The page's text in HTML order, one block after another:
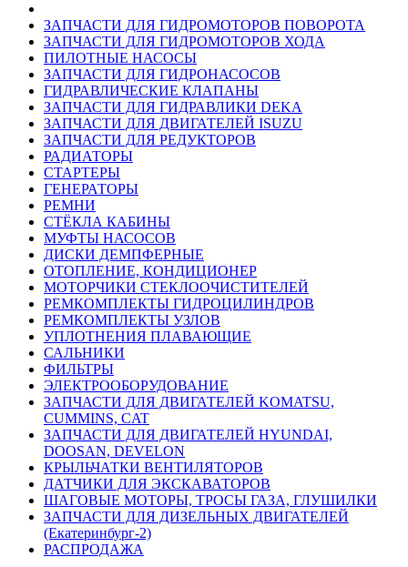
ЗАПЧАСТИ ДЛЯ ГИДРОМОТОРОВ ПОВОРОТА
ЗАПЧАСТИ ДЛЯ ГИДРОМОТОРОВ ХОДА
ПИЛОТНЫЕ НАСОСЫ
ЗАПЧАСТИ ДЛЯ ГИДРОНАСОСОВ
ГИДРАВЛИЧЕСКИЕ КЛАПАНЫ
ЗАПЧАСТИ ДЛЯ ГИДРАВЛИКИ DEKA
ЗАПЧАСТИ ДЛЯ ДВИГАТЕЛЕЙ ISUZU
ЗАПЧАСТИ ДЛЯ РЕДУКТОРОВ
РАДИАТОРЫ
СТАРТЕРЫ
ГЕНЕРАТОРЫ
РЕМНИ
СТЁКЛА КАБИНЫ
МУФТЫ НАСОСОВ
ДИСКИ ДЕМПФЕРНЫЕ
ОТОПЛЕНИЕ, КОНДИЦИОНЕР
МОТОРЧИКИ СТЕКЛООЧИСТИТЕЛЕЙ
РЕМКОМПЛЕКТЫ ГИДРОЦИЛИНДРОВ
РЕМКОМПЛЕКТЫ УЗЛОВ
УПЛОТНЕНИЯ ПЛАВАЮЩИЕ
САЛЬНИКИ
ФИЛЬТРЫ
ЭЛЕКТРООБОРУДОВАНИЕ
ЗАПЧАСТИ ДЛЯ ДВИГАТЕЛЕЙ KOMATSU,
CUMMINS, CAT
ЗАПЧАСТИ ДЛЯ ДВИГАТЕЛЕЙ HYUNDAI,
DOOSAN, DEVELON
КРЫЛЬЧАТКИ ВЕНТИЛЯТОРОВ
ДАТЧИКИ ДЛЯ ЭКСКАВАТОРОВ
ШАГОВЫЕ МОТОРЫ, ТРОСЫ ГАЗА, ГЛУШИЛКИ
ЗАПЧАСТИ ДЛЯ ДИЗЕЛЬНЫХ ДВИГАТЕЛЕЙ
(Екатеринбург-2)
РАСПРОДАЖА